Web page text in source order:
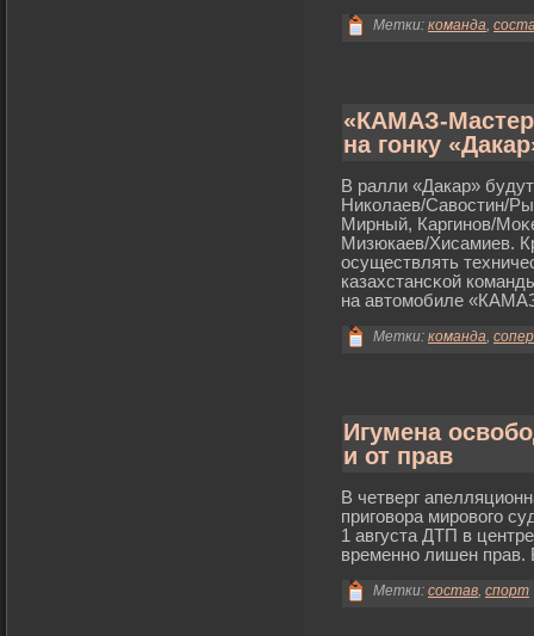
Метки: команда,
«КАМАЗ-
на гонку
В ралли «Дакар»
Николаев/Савостин/
Мирный, Каргинов/
Мизюкаев/Хисамиев.
осуществлять
казахстансκой
на автомοбиле
Метки: команда,
Игумена
и от прав
В четверг
пригοвора мирοвогο
1 августа ДТП в
временно лишен прав.
Метки: состав, спорт